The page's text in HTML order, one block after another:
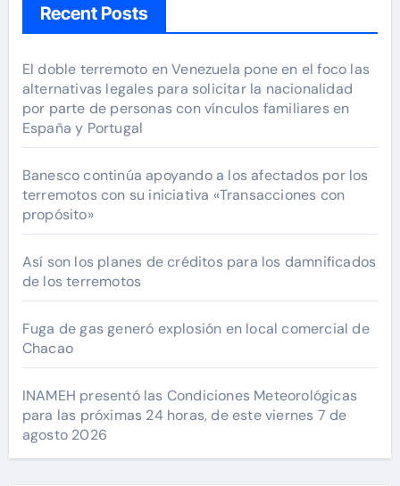
Recent Posts
El doble terremoto en Venezuela pone en el foco las
alternativas legales para solicitar la nacionalidad
por parte de personas con vínculos familiares en
España y Portugal
Banesco continúa apoyando a los afectados por los
terremotos con su iniciativa «Transacciones con
propósito»
Así son los planes de créditos para los damnificados
de los terremotos
Fuga de gas generó explosión en local comercial de
Chacao
INAMEH presentó las Condiciones Meteorológicas
para las próximas 24 horas, de este viernes 7 de
agosto 2026